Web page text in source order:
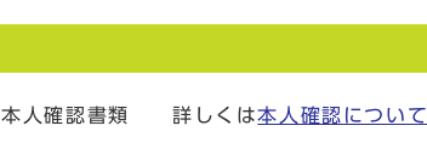
本人確認書類 詳しくは本人確認について